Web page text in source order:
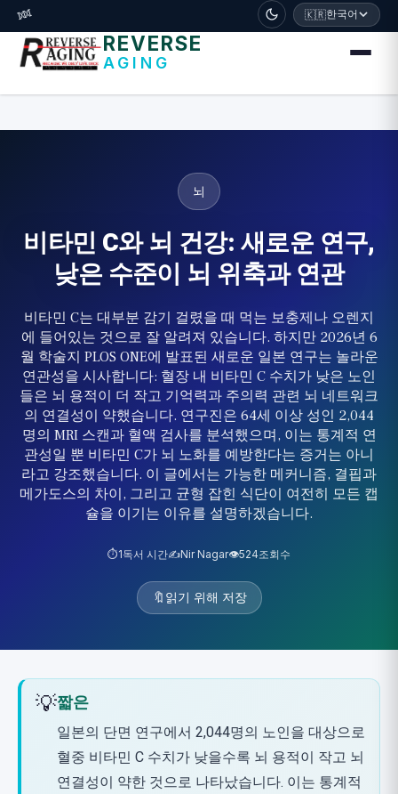
דלג לתוכן הראשי
🧬 🇰🇷한국어
REVERSE
AGING
뇌
비타민 C와 뇌 건강: 새로운 연구,
낮은 수준이 뇌 위축과 연관
비타민 C는 대부분 감기 걸렸을 때 먹는 보충제나 오렌지
에 들어있는 것으로 잘 알려져 있습니다. 하지만 2026년 6
월 학술지 PLOS ONE에 발표된 새로운 일본 연구는 놀라운
연관성을 시사합니다: 혈장 내 비타민 C 수치가 낮은 노인
들은 뇌 용적이 더 작고 기억력과 주의력 관련 뇌 네트워크
의 연결성이 약했습니다. 연구진은 64세 이상 성인 2,044
명의 MRI 스캔과 혈액 검사를 분석했으며, 이는 통계적 연
관성일 뿐 비타민 C가 뇌 노화를 예방한다는 증거는 아니
라고 강조했습니다. 이 글에서는 가능한 메커니즘, 결핍과
메가도스의 차이, 그리고 균형 잡힌 식단이 여전히 모든 캡
슐을 이기는 이유를 설명하겠습니다.
⏱️1독서 시간✍️Nir Nagar👁️524조회수
🔖 읽기 위해 저장
💡짧은
일본의 단면 연구에서 2,044명의 노인을 대상으로
혈중 비타민 C 수치가 낮을수록 뇌 용적이 작고 뇌
연결성이 약한 것으로 나타났습니다. 이는 통계적